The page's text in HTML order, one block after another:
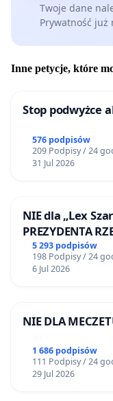
Twoje dane
Prywatność
Inne petycje, które
Stop podwyżce
576 podpisów
209 Podpisy / 24
31 Jul 2026
NIE dla „Lex
PREZYDENTA
5 293 podpisów
198 Podpisy / 24
6 Jul 2026
NIE DLA
1 686 podpisów
111 Podpisy / 24
29 Jul 2026